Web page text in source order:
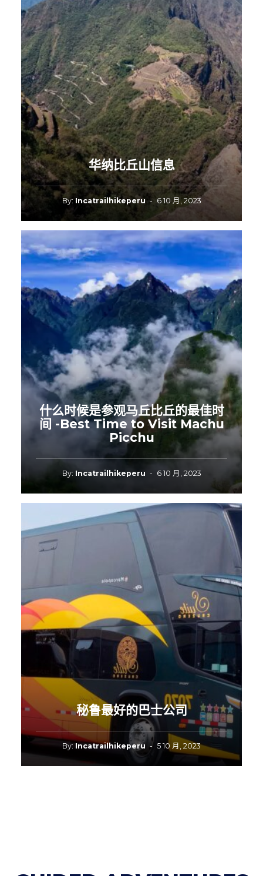
华纳比丘山信息
By: Incatrailhikeperu - 6 10 月, 2023
什么时候是参观马丘比丘的最佳时
间 -Best Time to Visit Machu
Picchu
By: Incatrailhikeperu - 6 10 月, 2023
秘鲁最好的巴士公司
By: Incatrailhikeperu - 5 10 月, 2023